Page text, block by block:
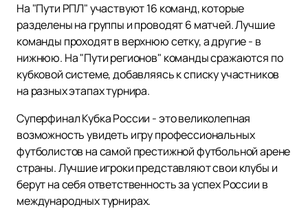
На "Пути РПЛ" участвуют 16 команд, которые
разделены на группы и проводят 6 матчей. Лучшие
команды проходят в верхнюю сетку, а другие - в
нижнюю. На "Пути регионов" команды сражаются по
кубковой системе, добавляясь к списку участников
на разных этапах турнира.
Суперфинал Кубка России - это великолепная
возможность увидеть игру профессиональных
футболистов на самой престижной футбольной арене
страны. Лучшие игроки представляют свои клубы и
берут на себя ответственность за успех России в
международных турнирах.